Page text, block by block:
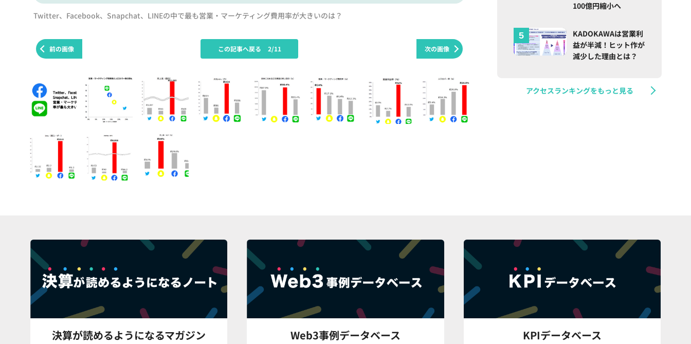
Twitter、Facebook、Snapchat、LINEの中で最も営業・マーケティング費用率が大きいのは？
前の画像 次の画像
この記事へ戻る 2/11
100億円縮小へ
KADOKAWAは営業利
益が半減！ヒット作が
減少した理由とは？
アクセスランキングをもっと見る
決算が読めるようになるマガジン Web3事例データベース KPIデータベース